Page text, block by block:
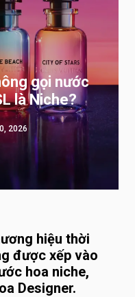
gọi nước
là Niche?
2026
hiệu thời
được xếp vào
hoa niche,
Designer.